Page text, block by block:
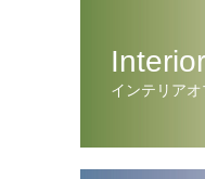
インテリア